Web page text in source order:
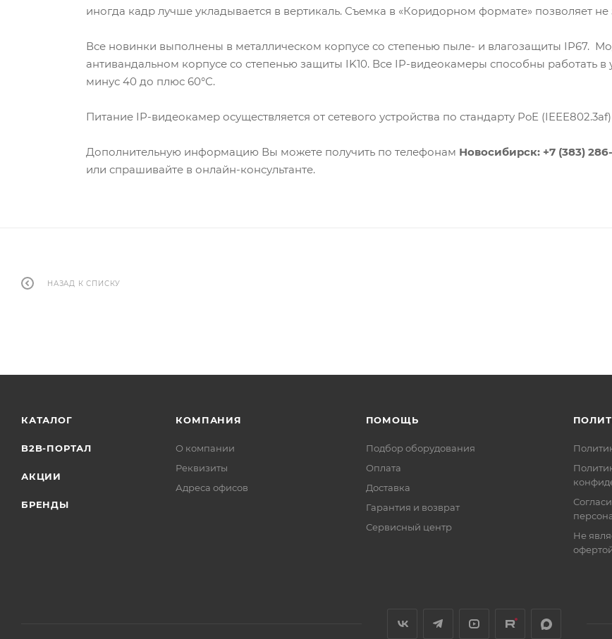
иногда кадр лучше укладывается в вертикаль. Съемка в «Коридорном формате» позволяет
Все новинки выполнены в металлическом корпусе со степенью пыле- и влагозащиты IP67.
антивандальном корпусе со степенью защиты IK10. Все IP-видеокамеры способны работать в
минус 40 до плюс 60°С.
Питание IP-видеокамер осуществляется от сетевого устройства по стандарту PoE
Дополнительную информацию Вы можете получить по телефонам Новосибирск: +7 (383)
или спрашивайте в онлайн-консультанте.
НАЗАД К СПИСКУ
КАТАЛОГ
B2B-ПОРТАЛ
АКЦИИ
БРЕНДЫ
КОМПАНИЯ
О компании
Реквизиты
Адреса офисов
ПОМОЩЬ
Подбор оборудования
Оплата
Доставка
Гарантия и возврат
Сервисный центр
Не